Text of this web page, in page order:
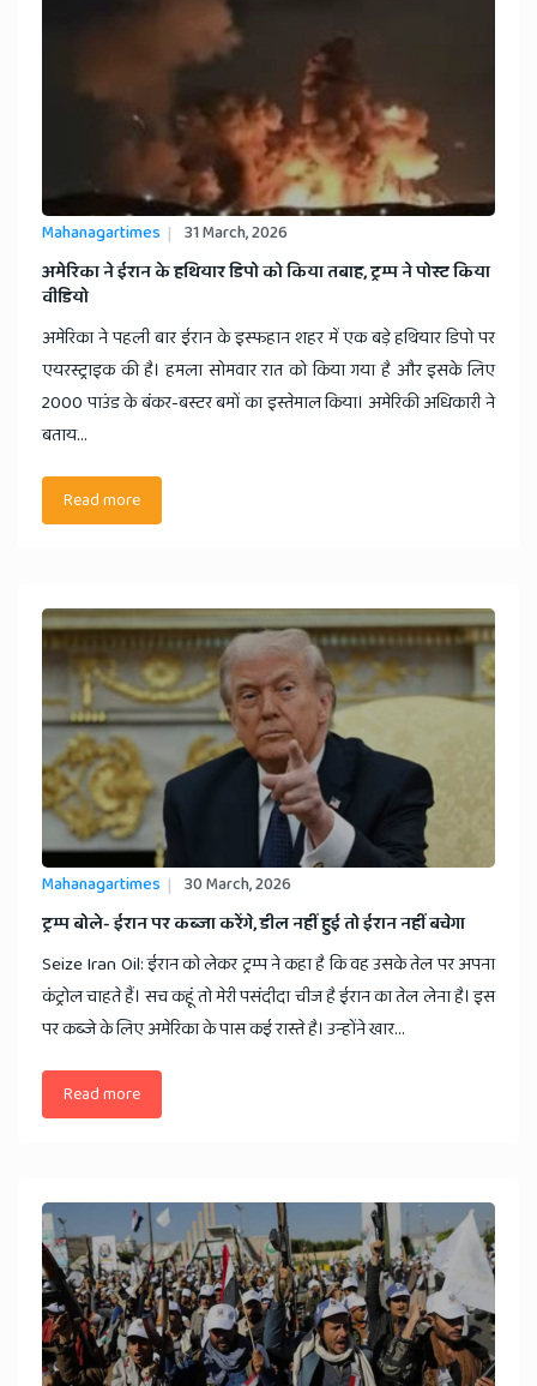
Mahanagartimes 31 March, 2026
​अमेरिका ने ईरान के हथियार डिपो को किया तबाह, ट्रम्प ने पोस्ट किया
वीडियो
अमेरिका ने पहली बार ईरान के इस्फहान शहर में एक बड़े हथियार डिपो पर
एयरस्ट्राइक की है। हमला सोमवार रात को किया गया है और इसके लिए
2000 पाउंड के बंकर-बस्टर बमों का इस्तेमाल किया। अमेरिकी अधिकारी ने
बताय...
Read more
Mahanagartimes 30 March, 2026
​ट्रम्प बोले- ईरान पर कब्जा करेंगे, डील नहीं हुई तो ईरान नहीं बचेगा
Seize Iran Oil: ईरान को लेकर ट्रम्प ने कहा है कि वह उसके तेल पर अपना
कंट्रोल चाहते हैं। सच कहूं तो मेरी पसंदीदा चीज है ईरान का तेल लेना है। इस
पर कब्जे के लिए अमेरिका के पास कई रास्ते है। उन्होंने खार...
Read more